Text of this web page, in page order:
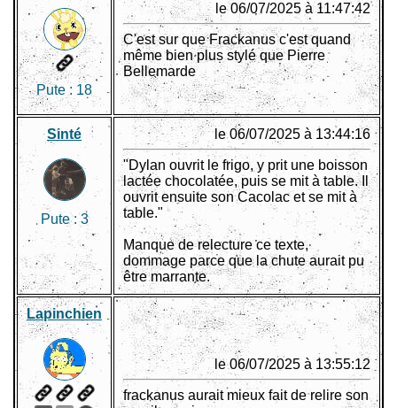
Pute : 18
le 06/07/2025 à 11:47:42
C'est sur que Frackanus c'est quand
même bien plus stylé que Pierre
Bellemarde
Sinté
Pute :3
le 06/07/2025 à 13:44:16
"Dylan ouvrit le frigo, y prit une boisson
lactée chocolatée, puis se mit à table. Il
ouvrit ensuite son Cacolac et se mit à
table."
Manque de relecture ce texte,
dommage parce que la chute aurait pu
être marrante.
Lapinchien
le 06/07/2025 à 13:55:12
frackanus aurait mieux fait de relire son